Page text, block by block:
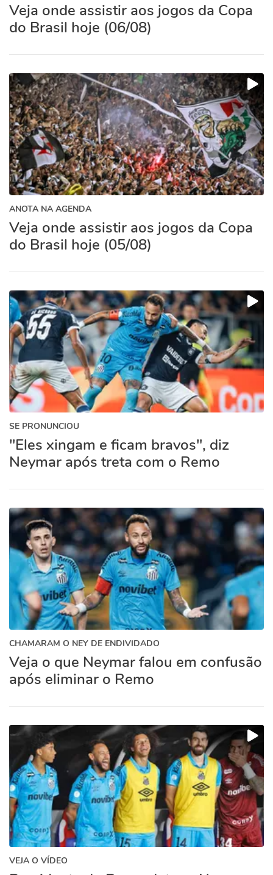
Veja onde assistir aos jogos da Copa
do Brasil hoje (06/08)
ANOTA NA AGENDA
Veja onde assistir aos jogos da Copa
do Brasil hoje (05/08)
SE PRONUNCIOU
"Eles xingam e ficam bravos", diz
Neymar após treta com o Remo
CHAMARAM O NEY DE ENDIVIDADO
Veja o que Neymar falou em confusão
após eliminar o Remo
VEJA O VÍDEO